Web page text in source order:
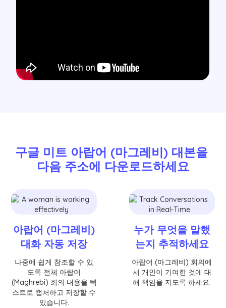
구글 미트 아랍어 (마그레비) 대본을
다음 주소에 다운로드하세요
아랍어 (마그레비)
대화 자동 저장
나중에 쉽게 참조할 수 있
도록 전체 아랍어
(Maghrebi) 회의 내용을 텍
스트로 캡처하고 저장할 수
있습니다.
누가 무엇을 말했
는지 추적하세요
아랍어 (마그레비) 회의에
서 개인이 기여한 것에 대
해 책임을 지도록 하세요.